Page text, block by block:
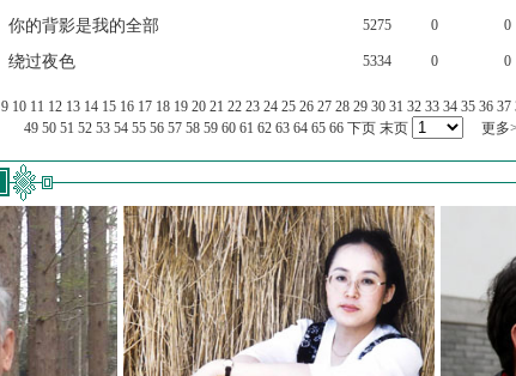
你的背影是我的全部 5275 0 0
绕过夜色 5334 0 0
9 10 11 12 13 14 15 16 17 18 19 20 21 22 23 24 25 26 27 28 29 30 31 32 33 34 35 36 37
49 50 51 52 53 54 55 56 57 58 59 60 61 62 63 64 65 66 下页 末页 更多